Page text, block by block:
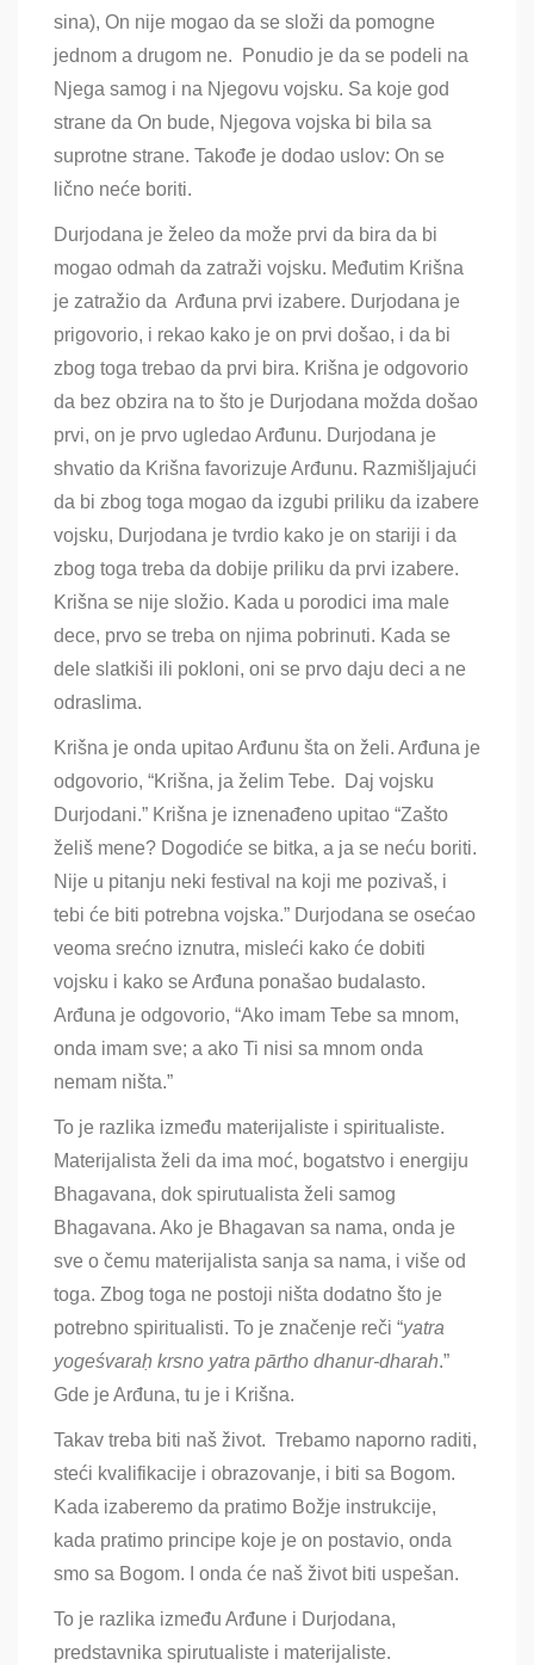
sina), On nije mogao da se složi da pomogne
jednom a drugom ne. Ponudio je da se podeli na
Njega samog i na Njegovu vojsku. Sa koje god
strane da On bude, Njegova vojska bi bila sa
suprotne strane. Takođe je dodao uslov: On se
lično neće boriti.
Durjodana je želeo da može prvi da bira da bi
mogao odmah da zatraži vojsku. Međutim Krišna
je zatražio da Arđuna prvi izabere. Durjodana je
prigovorio, i rekao kako je on prvi došao, i da bi
zbog toga trebao da prvi bira. Krišna je odgovorio
da bez obzira na to što je Durjodana možda došao
prvi, on je prvo ugledao Arđunu. Durjodana je
shvatio da Krišna favorizuje Arđunu. Razmišljajući
da bi zbog toga mogao da izgubi priliku da izabere
vojsku, Durjodana je tvrdio kako je on stariji i da
zbog toga treba da dobije priliku da prvi izabere.
Krišna se nije složio. Kada u porodici ima male
dece, prvo se treba on njima pobrinuti. Kada se
dele slatkiši ili pokloni, oni se prvo daju deci a ne
odraslima.
Krišna je onda upitao Arđunu šta on želi. Arđuna je
odgovorio, “Krišna, ja želim Tebe. Daj vojsku
Durjodani.” Krišna je iznenađeno upitao “Zašto
želiš mene? Dogodiće se bitka, a ja se neću boriti.
Nije u pitanju neki festival na koji me pozivaš, i
tebi će biti potrebna vojska.” Durjodana se osećao
veoma srećno iznutra, misleći kako će dobiti
vojsku i kako se Arđuna ponašao budalasto.
Arđuna je odgovorio, “Ako imam Tebe sa mnom,
onda imam sve; a ako Ti nisi sa mnom onda
nemam ništa.”
To je razlika između materijaliste i spiritualiste.
Materijalista želi da ima moć, bogatstvo i energiju
Bhagavana, dok spirutualista želi samog
Bhagavana. Ako je Bhagavan sa nama, onda je
sve o čemu materijalista sanja sa nama, i više od
toga. Zbog toga ne postoji ništa dodatno što je
potrebno spiritualisti. To je značenje reči “yatra
yogeśvaraḥ krsno yatra pārtho dhanur-dharah.”
Gde je Arđuna, tu je i Krišna.
Takav treba biti naš život. Trebamo naporno raditi,
steći kvalifikacije i obrazovanje, i biti sa Bogom.
Kada izaberemo da pratimo Božje instrukcije,
kada pratimo principe koje je on postavio, onda
smo sa Bogom. I onda će naš život biti uspešan.
To je razlika između Arđune i Durjodana,
predstavnika spirutualiste i materijaliste.